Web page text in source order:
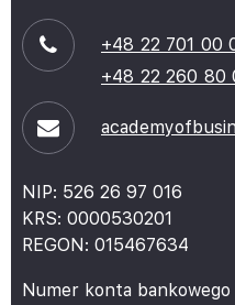
+48 22 701 00
+48 22 260 80
NIP: 526 26 97 016
KRS: 0000530201
REGON: 015467634
Numer konta bankowego